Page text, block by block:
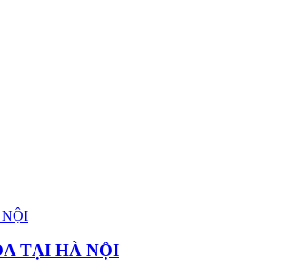
TẠI HÀ NỘI